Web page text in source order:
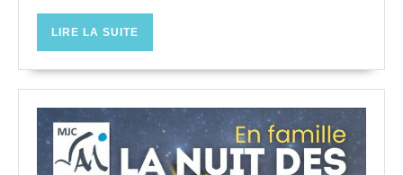
LIRE LA SUITE